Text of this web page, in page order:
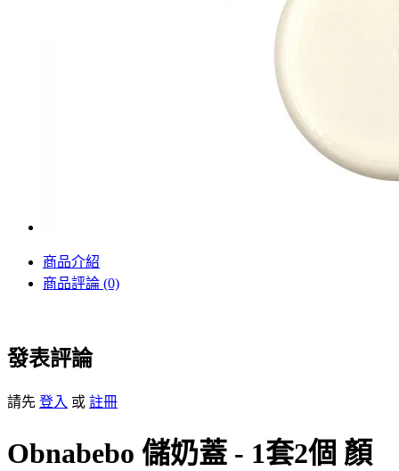
商品介紹
商品評論 (0)
發表評論
請先 登入 或 註冊
Obnabebo 儲奶蓋 - 1套2個 顏